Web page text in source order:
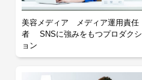
美容メディア メディア運用責任
者 SNSに強みをもつプロダクシ
ョン